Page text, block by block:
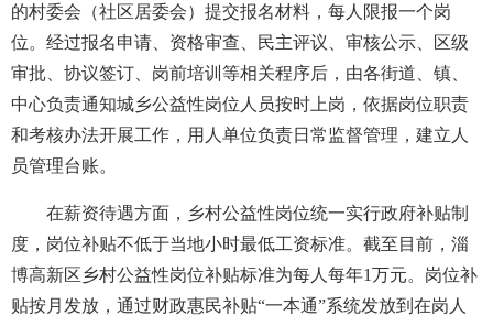
的村委会（社区居委会）提交报名材料，每人限报一个岗
位。经过报名申请、资格审查、民主评议、审核公示、区级
审批、协议签订、岗前培训等相关程序后，由各街道、镇、
中心负责通知城乡公益性岗位人员按时上岗，依据岗位职责
和考核办法开展工作，用人单位负责日常监督管理，建立人
员管理台账。
在薪资待遇方面，乡村公益性岗位统一实行政府补贴制
度，岗位补贴不低于当地小时最低工资标准。截至目前，淄
博高新区乡村公益性岗位补贴标准为每人每年1万元。岗位补
贴按月发放，通过财政惠民补贴“一本通”系统发放到在岗人